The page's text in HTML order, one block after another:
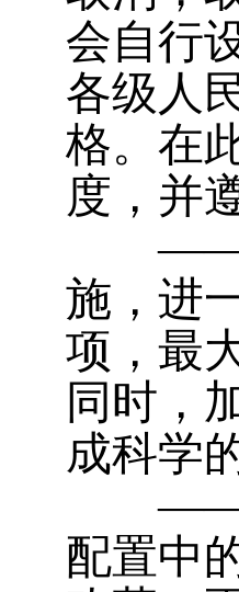
会自行
各级人
格。在
度，并
——加
施，进
项，最
同时，
成科学
——突
配置中